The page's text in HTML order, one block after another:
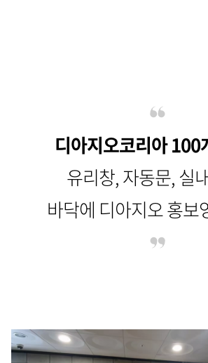
디아지오코리아 100
유리창, 자동문, 실
바닥에 디아지오 홍보